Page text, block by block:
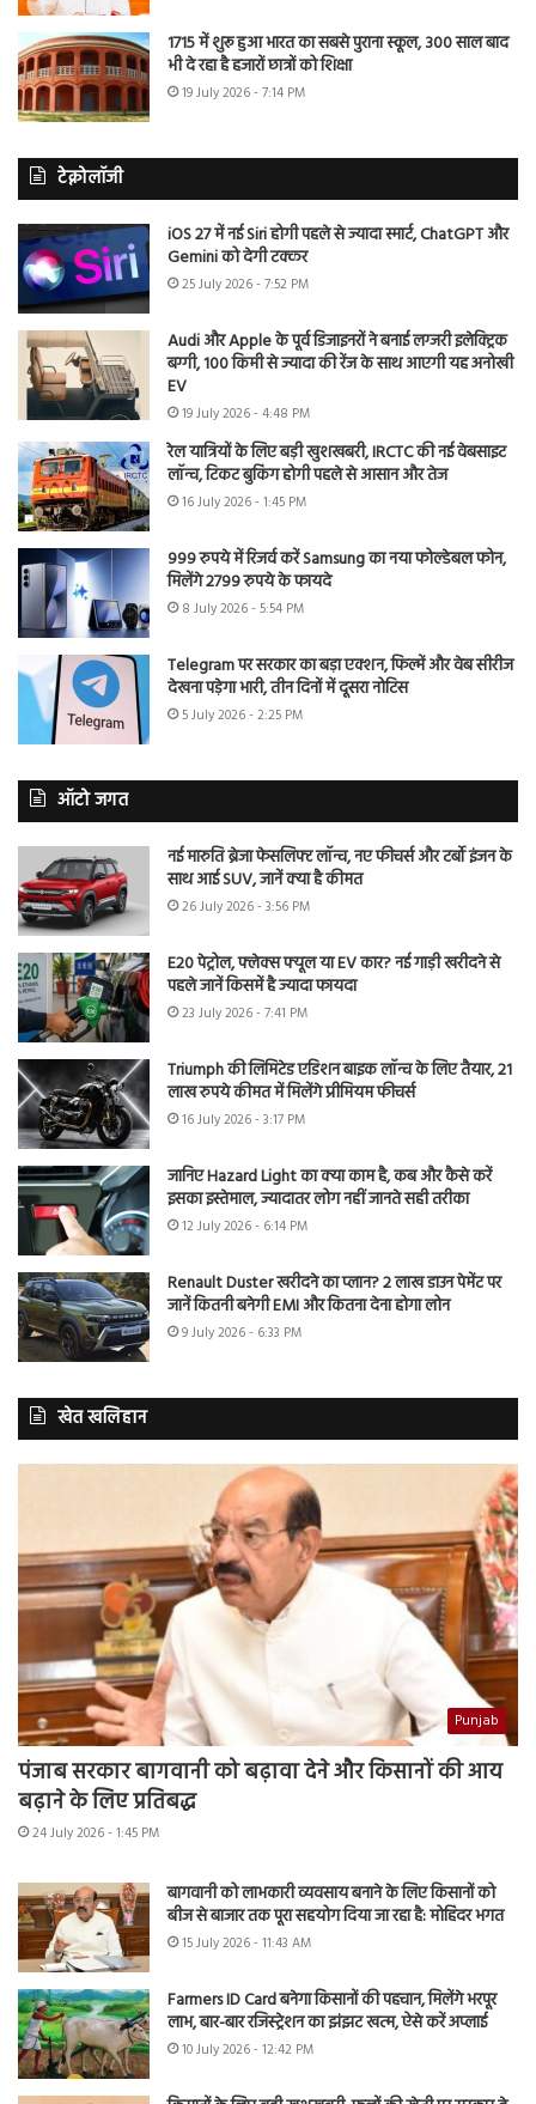
1715 में शुरू हुआ भारत का सबसे पुराना स्कूल, 300 साल बाद
भी दे रहा है हजारों छात्रों को शिक्षा
19 July 2026 - 7:14 PM
टेक्नोलॉजी
iOS 27 में नई Siri होगी पहले से ज्यादा स्मार्ट, ChatGPT और
Gemini को देगी टक्कर
25 July 2026 - 7:52 PM
Audi और Apple के पूर्व डिजाइनरों ने बनाई लग्जरी इलेक्ट्रिक
बग्गी, 100 किमी से ज्यादा की रेंज के साथ आएगी यह अनोखी
EV
19 July 2026 - 4:48 PM
रेल यात्रियों के लिए बड़ी खुशखबरी, IRCTC की नई वेबसाइट
लॉन्च, टिकट बुकिंग होगी पहले से आसान और तेज
16 July 2026 - 1:45 PM
999 रुपये में रिजर्व करें Samsung का नया फोल्डेबल फोन,
मिलेंगे 2799 रुपये के फायदे
8 July 2026 - 5:54 PM
Telegram पर सरकार का बड़ा एक्शन, फिल्में और वेब सीरीज
देखना पड़ेगा भारी, तीन दिनों में दूसरा नोटिस
5 July 2026 - 2:25 PM
ऑटो जगत
नई मारुति ब्रेजा फेसलिफ्ट लॉन्च, नए फीचर्स और टर्बो इंजन के
साथ आई SUV, जानें क्या है कीमत
26 July 2026 - 3:56 PM
E20 पेट्रोल, फ्लेक्स फ्यूल या EV कार? नई गाड़ी खरीदने से
पहले जानें किसमें है ज्यादा फायदा
23 July 2026 - 7:41 PM
Triumph की लिमिटेड एडिशन बाइक लॉन्च के लिए तैयार, 21
लाख रुपये कीमत में मिलेंगे प्रीमियम फीचर्स
16 July 2026 - 3:17 PM
जानिए Hazard Light का क्या काम है, कब और कैसे करें
इसका इस्तेमाल, ज्यादातर लोग नहीं जानते सही तरीका
12 July 2026 - 6:14 PM
Renault Duster खरीदने का प्लान? 2 लाख डाउन पेमेंट पर
जानें कितनी बनेगी EMI और कितना देना होगा लोन
9 July 2026 - 6:33 PM
खेत खलिहान
Punjab
पंजाब सरकार बागवानी को बढ़ावा देने और किसानों की आय
बढ़ाने के लिए प्रतिबद्ध
24 July 2026 - 1:45 PM
बागवानी को लाभकारी व्यवसाय बनाने के लिए किसानों को
बीज से बाजार तक पूरा सहयोग दिया जा रहा है: मोहिंदर भगत
15 July 2026 - 11:43 AM
Farmers ID Card बनेगा किसानों की पहचान, मिलेंगे भरपूर
लाभ, बार-बार रजिस्ट्रेशन का झंझट खत्म, ऐसे करें अप्लाई
10 July 2026 - 12:42 PM